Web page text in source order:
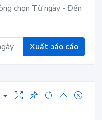
chọn Từ ngày - Đến
Xuất báo cáo